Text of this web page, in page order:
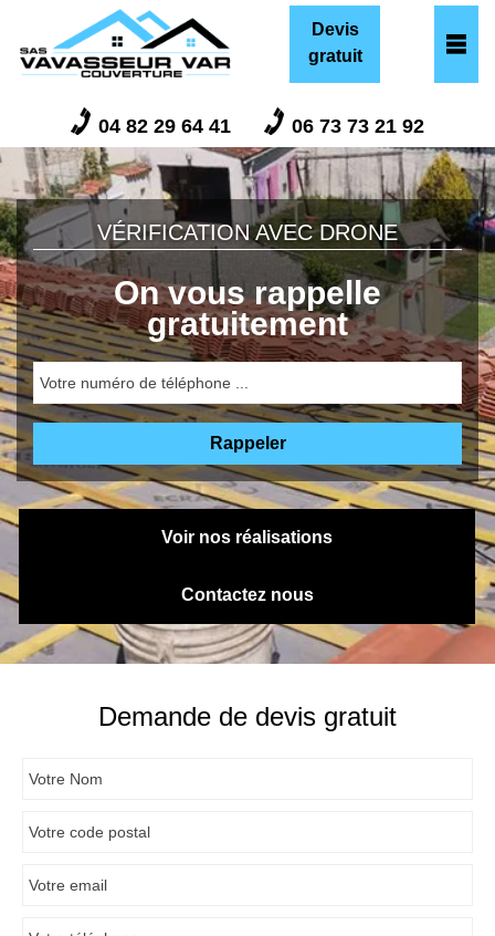
Devis
gratuit
04 82 29 64 41 06 73 73 21 92
VÉRIFICATION AVEC DRONE
On vous rappelle
gratuitement
Voir nos réalisations
Contactez nous
Demande de devis gratuit